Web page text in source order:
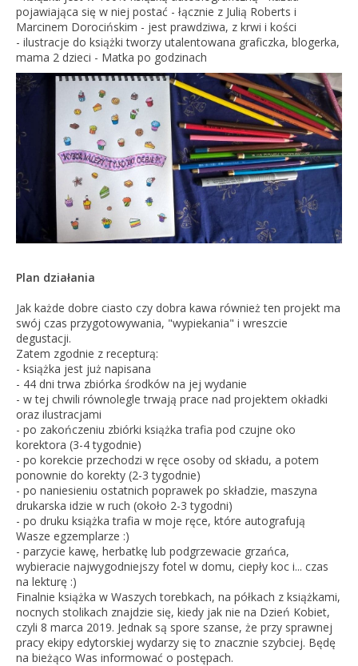
pojawiająca się w niej postać - łącznie z Julią Roberts i
Marcinem Dorocińskim - jest prawdziwa, z krwi i kości
- ilustracje do książki tworzy utalentowana graficzka, blogerka,
mama 2 dzieci - Matka po godzinach
Plan działania
Jak każde dobre ciasto czy dobra kawa również ten projekt ma
swój czas przygotowywania, "wypiekania" i wreszcie
degustacji.
Zatem zgodnie z recepturą:
- książka jest już napisana
- 44 dni trwa zbiórka środków na jej wydanie
- w tej chwili równolegle trwają prace nad projektem okładki
oraz ilustracjami
- po zakończeniu zbiórki książka trafia pod czujne oko
korektora (3-4 tygodnie)
- po korekcie przechodzi w ręce osoby od składu, a potem
ponownie do korekty (2-3 tygodnie)
- po naniesieniu ostatnich poprawek po składzie, maszyna
drukarska idzie w ruch (około 2-3 tygodni)
- po druku książka trafia w moje ręce, które autografują
Wasze egzemplarze :)
- parzycie kawę, herbatkę lub podgrzewacie grzańca,
wybieracie najwygodniejszy fotel w domu, ciepły koc i... czas
na lekturę :)
Finalnie książka w Waszych torebkach, na półkach z książkami,
nocnych stolikach znajdzie się, kiedy jak nie na Dzień Kobiet,
czyli 8 marca 2019. Jednak są spore szanse, że przy sprawnej
pracy ekipy edytorskiej wydarzy się to znacznie szybciej. Będę
na bieżąco Was informować o postępach.